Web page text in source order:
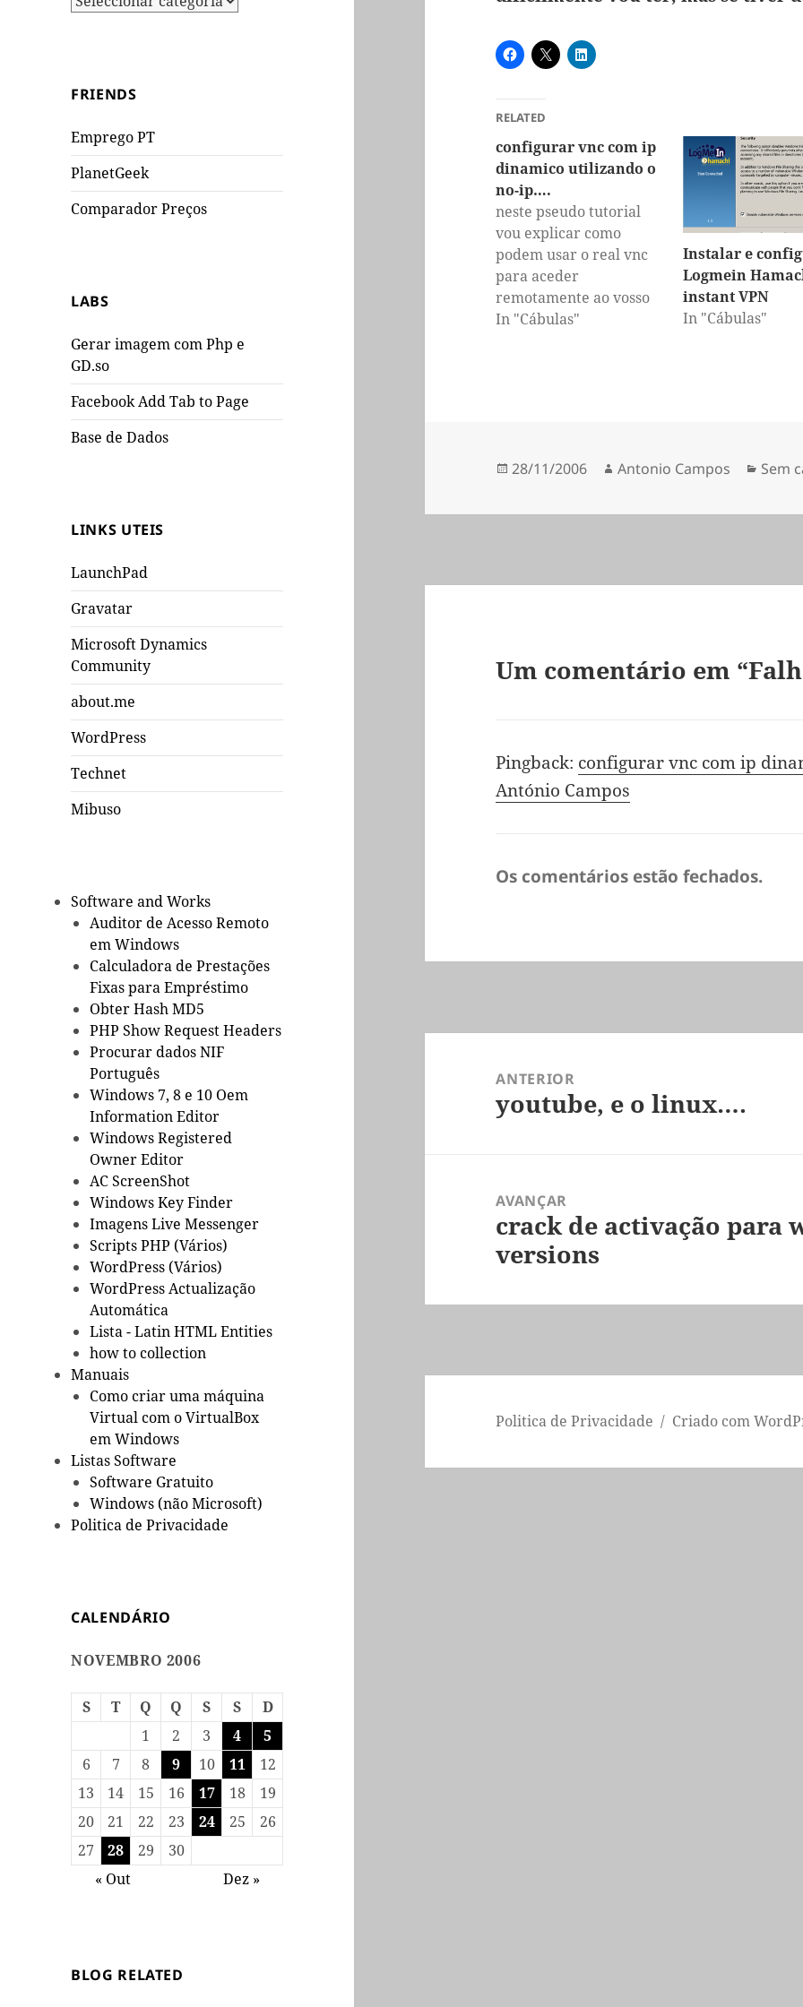
FRIENDS
Emprego PT
PlanetGeek
Comparador Preços
LABS
Gerar imagem com Php e
GD.so
Facebook Add Tab to Page
Base de Dados
LINKS UTEIS
LaunchPad
Gravatar
Microsoft Dynamics
Community
about.me
WordPress
Technet
Mibuso
Software and Works
Auditor de Acesso Remoto
em Windows
Calculadora de Prestações
Fixas para Empréstimo
Obter Hash MD5
PHP Show Request Headers
Procurar dados NIF
Português
Windows 7, 8 e 10 Oem
Information Editor
Windows Registered
Owner Editor
AC ScreenShot
Windows Key Finder
Imagens Live Messenger
Scripts PHP (Vários)
WordPress (Vários)
WordPress Actualização
Automática
Lista - Latin HTML Entities
how to collection
Manuais
Como criar uma máquina
Virtual com o VirtualBox
em Windows
Listas Software
Software Gratuito
Windows (não Microsoft)
Politica de Privacidade
CALENDÁRIO
NOVEMBRO 2006
S T Q Q S S
D
1
2 3 4
5
6
7 8 9 10 11
12
13
14 15 16 17 18
19
20
21 22 23 24 25
26
27
28 29
30
« Out
Dez »
BLOG RELATED
RELATED
configurar vnc com ip
dinamico utilizando o
no-ip….
neste pseudo tutorial
vou explicar como
podem usar o real vnc
para aceder
remotamente ao vosso
computador de
internet atrves de um
primeiro passo…
In "Cábulas"
Instalar e
Logmein
instant VPN
In "Cábulas"
Publicado
28/11/2006 Autor
Antonio Campos Sem
Um comentário em
Pingback: configurar vnc com ip
António Campos
Os comentários estão fechados.
ANTERIOR
Artigo
youtube, e o linux….
AVANÇAR
Artigo
seguinte:
crack de activação para
versions
Politica de Privacidade Criado com